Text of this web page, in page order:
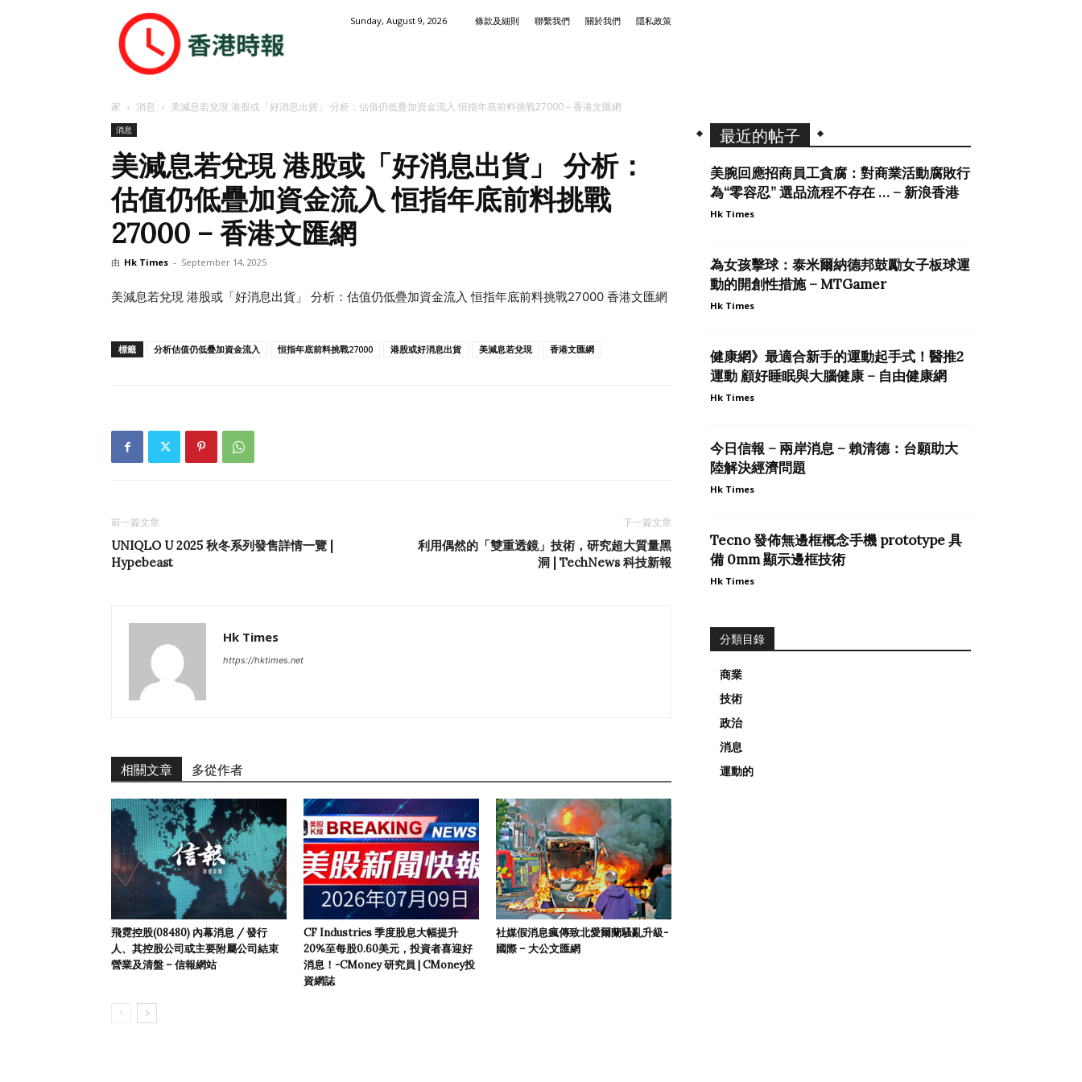
港
時
Sunday, August 9, 2026 條款及細則 聯繫我們 關於我們 隱私政策
家 消息 美減息若兌現 港股或「好消息出貨」 分析：估值仍低疊加資金流入 恒指年底前料挑戰27000 – 香港文匯網
消息
美減息若兌現 港股或「好消息出貨」 分析：
估值仍低疊加資金流入 恒指年底前料挑戰
27000 – 香港文匯網
由 Hk Times - September 14, 2025
美減息若兌現 港股或「好消息出貨」 分析：估值仍低疊加資金流入 恒指年底前料挑戰27000 香港文匯網
標籤 分析估值仍低疊加資金流入 恒指年底前料挑戰27000 港股或好消息出貨 美減息若兌現 香港文匯網
前一篇文章
UNIQLO U 2025 秋冬系列發售詳情一覽 |
Hypebeast
下一篇文章
利用偶然的「雙重透鏡」技術，研究超大質量黑
洞 | TechNews 科技新報
Hk Times
https://hktimes.net
相關文章 多從作者
飛霓控股(08480) 內幕消息 / 發行
人、其控股公司或主要附屬公司結束
營業及清盤 – 信報網站
CF Industries 季度股息大幅提升
20%至每股0.60美元，投資者喜迎好
消息！-CMoney 研究員 | CMoney投
資網誌
社媒假消息瘋傳致北愛爾蘭騷亂升級-
國際 – 大公文匯網
最近的帖子
美腕回應招商員工貪腐：對商業活動腐敗行
為“零容忍” 選品流程不存在 … – 新浪香港
Hk Times
為女孩擊球：泰米爾納德邦鼓勵女子板球運
動的開創性措施 – MTGamer
Hk Times
健康網》最適合新手的運動起手式！醫推2
運動 顧好睡眠與大腦健康 – 自由健康網
Hk Times
今日信報 – 兩岸消息 – 賴清德：台願助大
陸解決經濟問題
Hk Times
Tecno 發佈無邊框概念手機 prototype 具
備 0mm 顯示邊框技術
Hk Times
分類目錄
商業
技術
政治
消息
運動的